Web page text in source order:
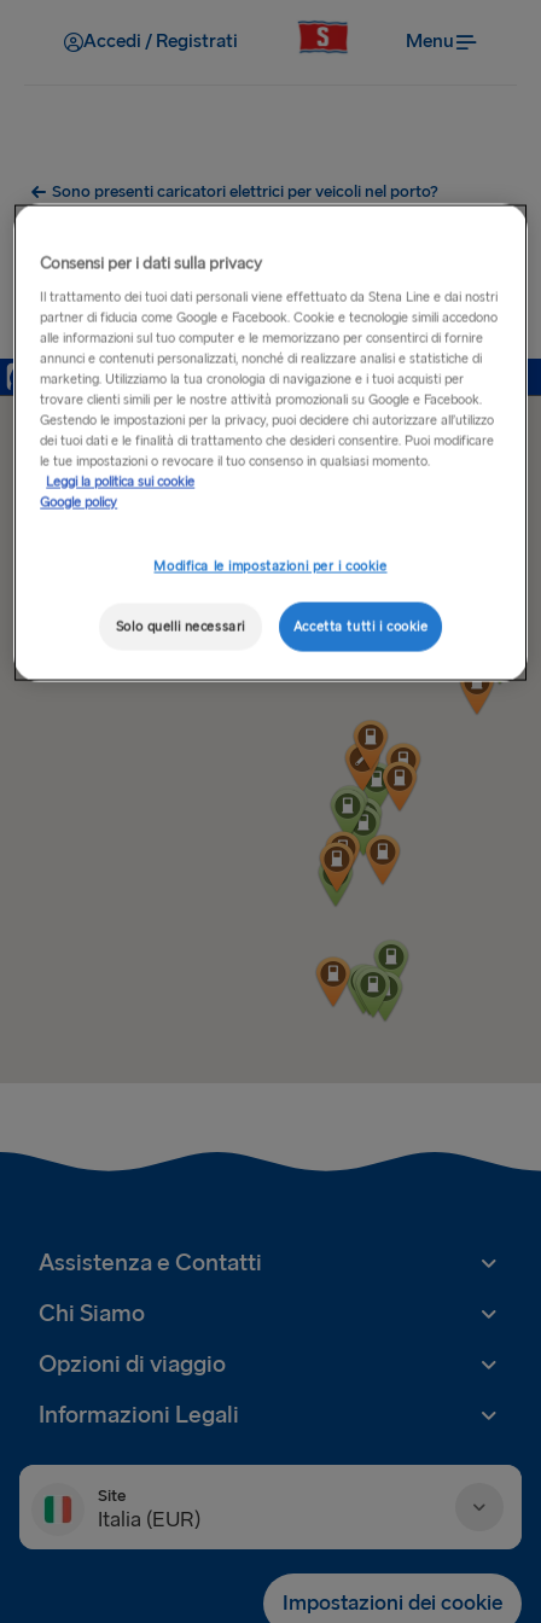
Accedi / Registrati Menu
Sono presenti caricatori elettrici per veicoli nel porto?
elettriche vicino al porto di
Liepāja
Assistenza e Contatti
Chi Siamo
Opzioni di viaggio
Informazioni Legali
Site
Italia (EUR)
Impostazioni dei cookie
Consensi per i dati sulla privacy
Il trattamento dei tuoi dati personali viene effettuato da Stena Line e dai nostri
partner di fiducia come Google e Facebook. Cookie e tecnologie simili accedono
alle informazioni sul tuo computer e le memorizzano per consentirci di fornire
annunci e contenuti personalizzati, nonché di realizzare analisi e statistiche di
marketing. Utilizziamo la tua cronologia di navigazione e i tuoi acquisti per
trovare clienti simili per le nostre attività promozionali su Google e Facebook.
Gestendo le impostazioni per la privacy, puoi decidere chi autorizzare all’utilizzo
dei tuoi dati e le finalità di trattamento che desideri consentire. Puoi modificare
le tue impostazioni o revocare il tuo consenso in qualsiasi momento.
Leggi la politica sui cookie
Google policy
Modifica le impostazioni per i cookie
Solo quelli necessari Accetta tutti i cookie